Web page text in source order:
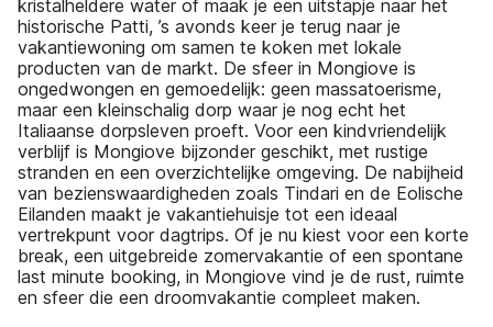
kristalheldere water of maak je een uitstapje naar het
historische Patti, ’s avonds keer je terug naar je
vakantiewoning om samen te koken met lokale
producten van de markt. De sfeer in Mongiove is
ongedwongen en gemoedelijk: geen massatoerisme,
maar een kleinschalig dorp waar je nog echt het
Italiaanse dorpsleven proeft. Voor een kindvriendelijk
verblijf is Mongiove bijzonder geschikt, met rustige
stranden en een overzichtelijke omgeving. De nabijheid
van bezienswaardigheden zoals Tindari en de Eolische
Eilanden maakt je vakantiehuisje tot een ideaal
vertrekpunt voor dagtrips. Of je nu kiest voor een korte
break, een uitgebreide zomervakantie of een spontane
last minute booking, in Mongiove vind je de rust, ruimte
en sfeer die een droomvakantie compleet maken.